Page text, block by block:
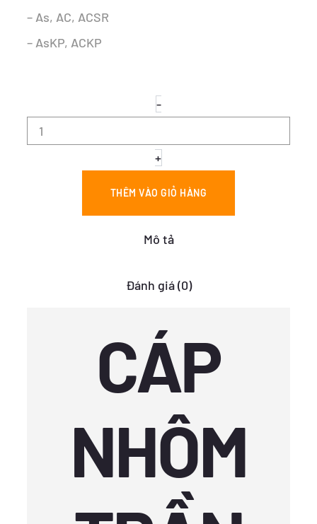
– As, AC, ACSR
– AsKP, ACKP
-CÁP
NHÔM
THÉP
-
70/12
+
THÊM VÀO GIỎ HÀNG
Mô tả
Đánh giá (0)
CÁP
NHÔM